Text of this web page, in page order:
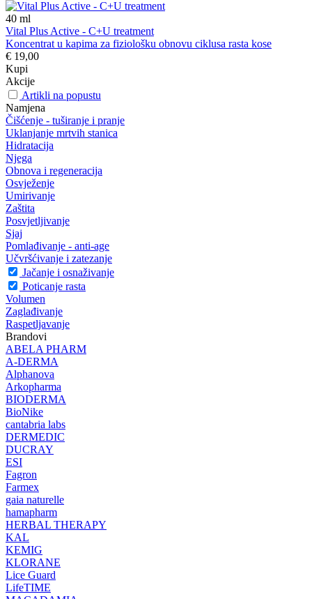
40 ml
Vital Plus Active - C+U treatment
Koncentrat u kapima za fiziološku obnovu ciklusa rasta kose
€ 19,00
Kupi
Akcije
Artikli na popustu
Namjena
Čišćenje - tuširanje i pranje
Uklanjanje mrtvih stanica
Hidratacija
Njega
Obnova i regeneracija
Osvježenje
Umirivanje
Zaštita
Posvjetljivanje
Sjaj
Pomlađivanje - anti-age
Učvršćivanje i zatezanje
Jačanje i osnaživanje
Poticanje rasta
Volumen
Zaglađivanje
Raspetljavanje
Brandovi
ABELA PHARM
A-DERMA
Alphanova
Arkopharma
BIODERMA
BioNike
cantabria labs
DERMEDIC
DUCRAY
ESI
Fagron
Farmex
gaia naturelle
hamapharm
HERBAL THERAPY
KAL
KEMIG
KLORANE
Lice Guard
LifeTIME